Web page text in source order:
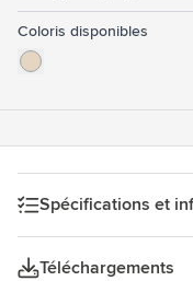
comme emballage
d'objets. Certifié GRS.
Capacité env. 1,5 litre.
Coloris disponibles
Spécifications et
Téléchargements